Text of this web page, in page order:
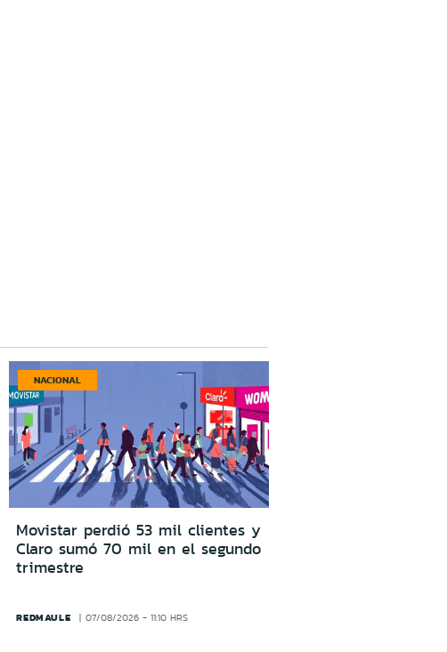
NACIONAL
Movistar perdió 53 mil clientes y
Claro sumó 70 mil en el segundo
trimestre
REDMAULE 07/08/2026 - 11:10 HRS